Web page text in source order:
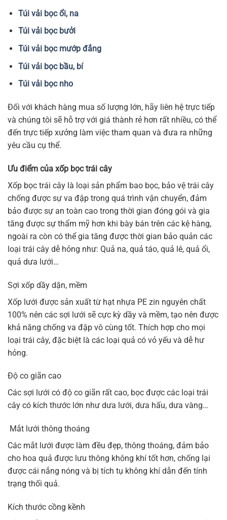
Túi vải bọc ổi, na
Túi vải bọc bưởi
Túi vải bọc mướp đắng
Túi vải bọc bầu, bí
Túi vải bọc nho
Đối với khách hàng mua số lượng lớn, hãy liên hệ trực tiếp
và chúng tôi sẽ hỗ trợ với giá thành rẻ hơn rất nhiều, có thể
đến trực tiếp xưởng làm việc tham quan và đưa ra những
yêu cầu cụ thể.
Ưu điểm của xốp bọc trái cây
Xốp bọc trái cây là loại sản phẩm bao bọc, bảo vệ trái cây
chống được sự va đập trong quá trình vận chuyển, đảm
bảo được sự an toàn cao trong thời gian đóng gói và gia
tăng được sự thẩm mỹ hơn khi bày bán trên các kệ hàng,
ngoài ra còn có thể gia tăng được thời gian bảo quản các
loại trái cây dễ hỏng như: Quả na, quả táo, quả lê, quả ổi,
quả dưa lưới…
Sợi xốp dầy dặn, mềm
Xốp lưới được sản xuất từ hạt nhựa PE zin nguyên chất
100% nên các sợi lưới sẽ cực kỳ dầy và mềm, tạo nên được
khả năng chống va đập vô cùng tốt. Thích hợp cho mọi
loại trái cây, đặc biệt là các loại quả có vỏ yếu và dễ hư
hỏng.
Độ co giãn cao
Các sợi lưới có độ co giãn rất cao, bọc được các loại trái
cây có kích thước lớn như dưa lưới, dưa hấu, dưa vàng…
Mắt lưới thông thoáng
Các mắt lưới được làm đều đẹp, thông thoáng, đảm bảo
cho hoa quả được lưu thông không khí tốt hơn, chống lại
được cái nắng nóng và bị tích tụ không khí dẫn đến tính
trạng thối quả.
Kích thước cồng kềnh